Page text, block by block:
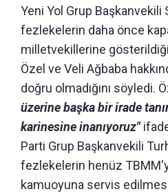
Yeni Yol Grup Başkanvekili
fezlekelerin daha önce
milletvekillerine
Özel ve Veli Ağbaba
doğru olmadığını söyledi.
üzerine başka bir irade
karinesine inanıyoruz"
Parti Grup Başkanvekili
fezlekelerin henüz
kamuoyuna servis